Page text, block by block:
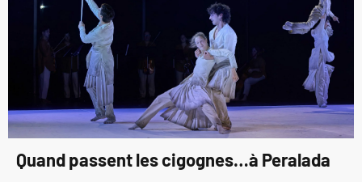
Quand passent les cigognes…à Peralada